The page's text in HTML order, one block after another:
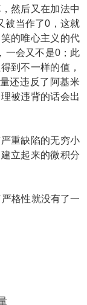
然后又在加法中
被当作了0，这就
的唯心主义的代
一会又不是0；此
到不一样的值，
还违反了阿基米
被违背的话会出
重缺陷的无穷小
立起来的微积分
格性就没有了一